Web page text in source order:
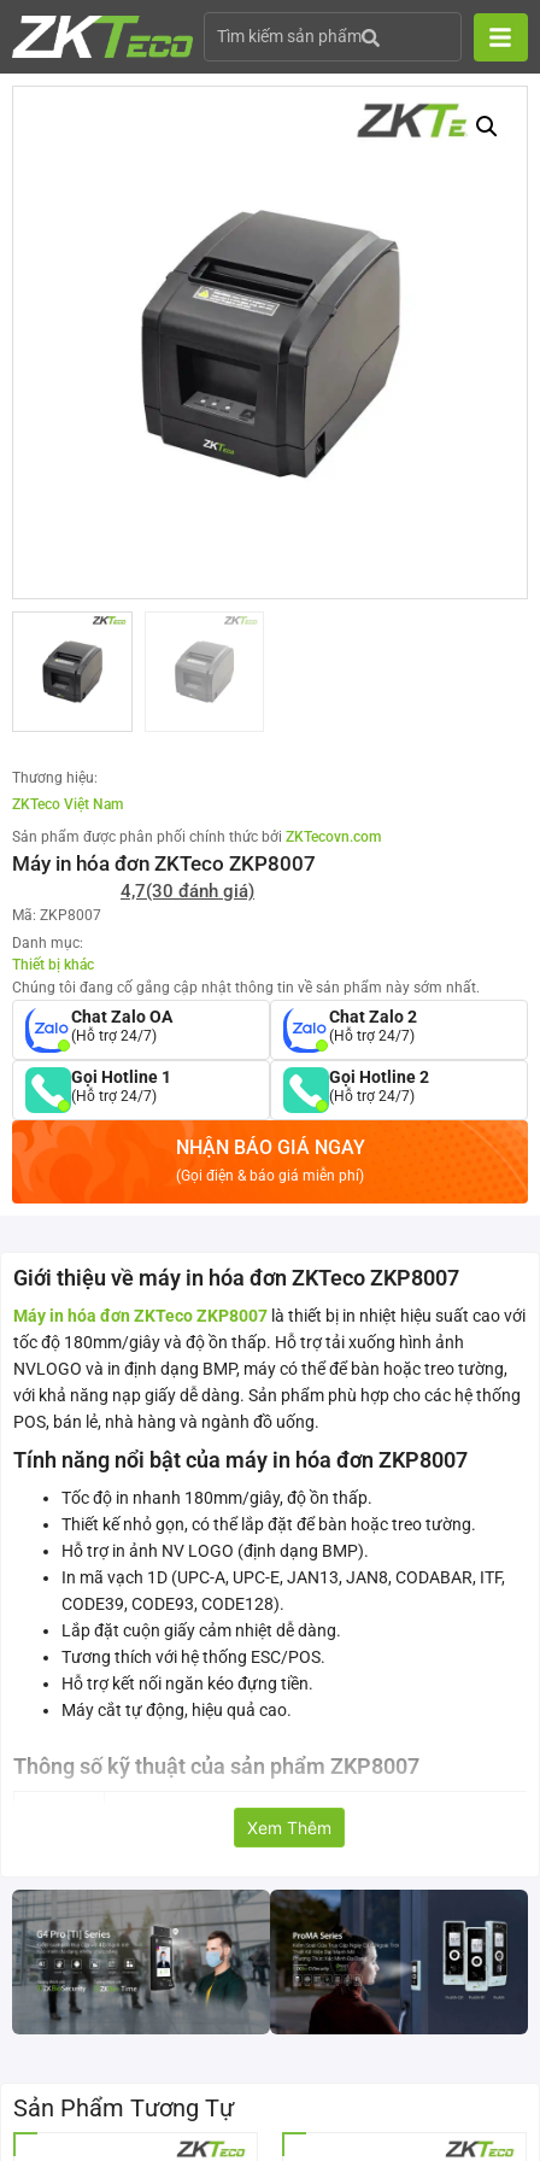
Tìm kiếm sản phẩm
Thương hiệu:
ZKTeco Việt Nam
Sản phẩm được phân phối chính thức bởi ZKTecovn.com
Máy in hóa đơn ZKTeco ZKP8007
4,7(30 đánh giá)
Mã: ZKP8007
Danh mục:
Thiết bị khác
Chúng tôi đang cố gắng cập nhật thông tin về sản phẩm này sớm nhất.
Chat Zalo OA
(Hỗ trợ 24/7)
Chat Zalo 2
(Hỗ trợ 24/7)
Gọi Hotline 1
(Hỗ trợ 24/7)
Gọi Hotline 2
(Hỗ trợ 24/7)
NHẬN BÁO GIÁ NGAY
(Gọi điện & báo giá miễn phí)
Giới thiệu về máy in hóa đơn ZKTeco ZKP8007
Máy in hóa đơn ZKTeco ZKP8007 là thiết bị in nhiệt hiệu suất cao với
tốc độ 180mm/giây và độ ồn thấp. Hỗ trợ tải xuống hình ảnh
NVLOGO và in định dạng BMP, máy có thể để bàn hoặc treo tường,
với khả năng nạp giấy dễ dàng. Sản phẩm phù hợp cho các hệ thống
POS, bán lẻ, nhà hàng và ngành đồ uống.
Tính năng nổi bật của máy in hóa đơn ZKP8007
Tốc độ in nhanh 180mm/giây, độ ồn thấp.
Thiết kế nhỏ gọn, có thể lắp đặt để bàn hoặc treo tường.
Hỗ trợ in ảnh NV LOGO (định dạng BMP).
In mã vạch 1D (UPC-A, UPC-E, JAN13, JAN8, CODABAR, ITF,
CODE39, CODE93, CODE128).
Lắp đặt cuộn giấy cảm nhiệt dễ dàng.
Tương thích với hệ thống ESC/POS.
Hỗ trợ kết nối ngăn kéo đựng tiền.
Máy cắt tự động, hiệu quả cao.
Thông số kỹ thuật của sản phẩm ZKP8007
pháp in
Chiều
rộng
giấy
79,5 ± 0,5 mm
Xem Thêm
Sản Phẩm Tương Tự